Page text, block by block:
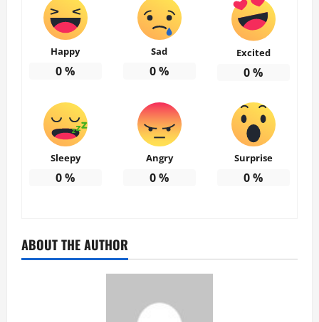
Happy
0%
Sad
0%
Excited
0%
Sleepy
0%
Angry
0%
Surprise
0%
ABOUT THE AUTHOR